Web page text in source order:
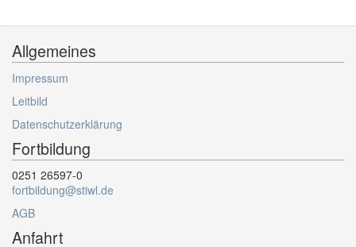
Allgemeines
Impressum
Leitbild
Datenschutzerklärung
Fortbildung
0251 26597-0
fortbildung@stiwl.de
AGB
Anfahrt